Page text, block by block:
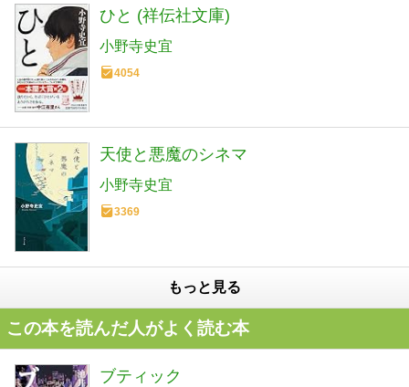
ひと (祥伝社文庫)
小野寺史宜
4054
天使と悪魔のシネマ
小野寺史宜
3369
もっと見る
この本を読んだ人がよく読む本
ブティック